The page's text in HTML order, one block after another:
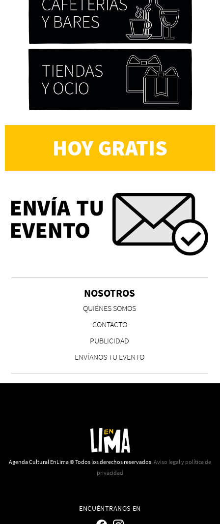
HOY GRATIS
NOSOTROS
QUIÉNES SOMOS
CONTACTO
PUBLICIDAD
ENVÍANOS TU EVENTO
Agenda Cultural EnLima © Todos los derechos reservados. Aviso legal y política de
privacidad
ENCUÉNTRANOS EN